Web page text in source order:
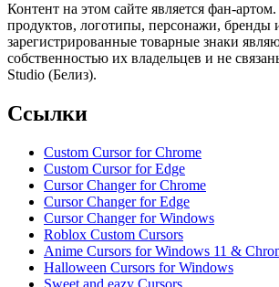
Контент на этом сайте является фан-
продуктов, логотипы, персонажи, бренды
зарегистрированные товарные знаки
собственностью их владельцев и не
Studio (Белиз).
Ссылки
Custom Cursor for Chrome
Custom Cursor for Edge
Cursor Changer for Chrome
Cursor Changer for Edge
Cursor Changer for Windows
Roblox Custom Cursors
Anime Cursors for Windows 11 &
Halloween Cursors for Windows
Sweet and eazy Cursors